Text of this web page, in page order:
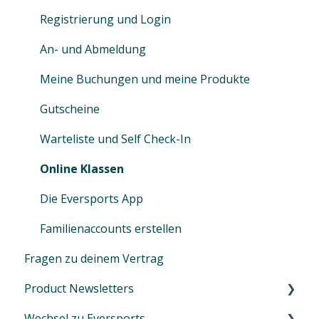
Registrierung und Login
An- und Abmeldung
Meine Buchungen und meine Produkte
Gutscheine
Warteliste und Self Check-In
Online Klassen
Die Eversports App
Familienaccounts erstellen
Fragen zu deinem Vertrag
Product Newsletters